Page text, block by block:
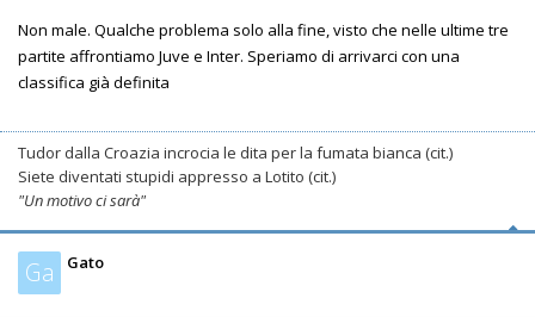
Non male. Qualche problema solo alla fine, visto che nelle ultime tre
partite affrontiamo Juve e Inter. Speriamo di arrivarci con una
classifica già definita
Tudor dalla Croazia incrocia le dita per la fumata bianca (cit.)
Siete diventati stupidi appresso a Lotito (cit.)
"Un motivo ci sarà"
Ga Gato